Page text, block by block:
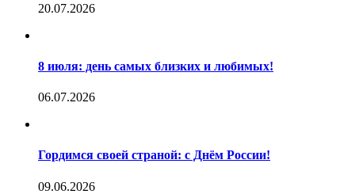
20.07.2026
8 июля: день самых близких и любимых!
06.07.2026
Гордимся своей страной: с Днём России!
09.06.2026